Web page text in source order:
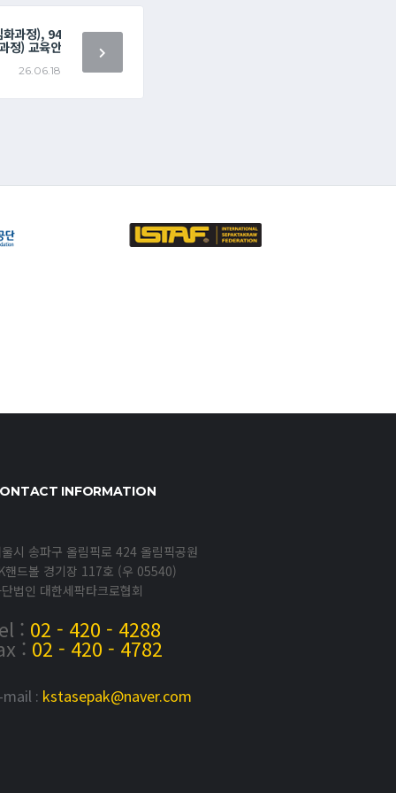
과정), 94
정) 교육안
26.06.18
INFORMATION
시 송파구 올림픽로 424 올림픽공원
핸드볼 경기장 117호 (우 05540)
법인 대한세팍타크로협회
: 02 - 420 - 4288
: 02 - 420 - 4782
: kstasepak@naver.com